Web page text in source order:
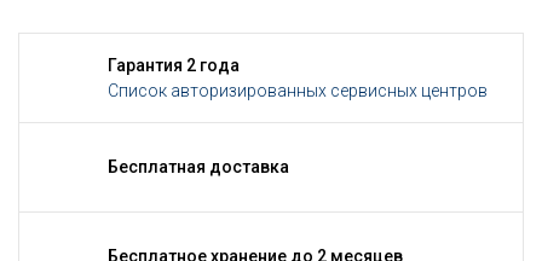
Гарантия 2 года
Список авторизированных сервисных центров
Бесплатная доставка
Бесплатное хранение до 2 месяцев